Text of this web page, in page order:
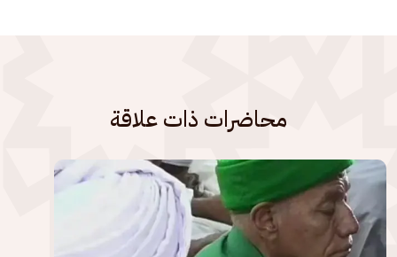
محاضرات ذات علاقة
الصورة